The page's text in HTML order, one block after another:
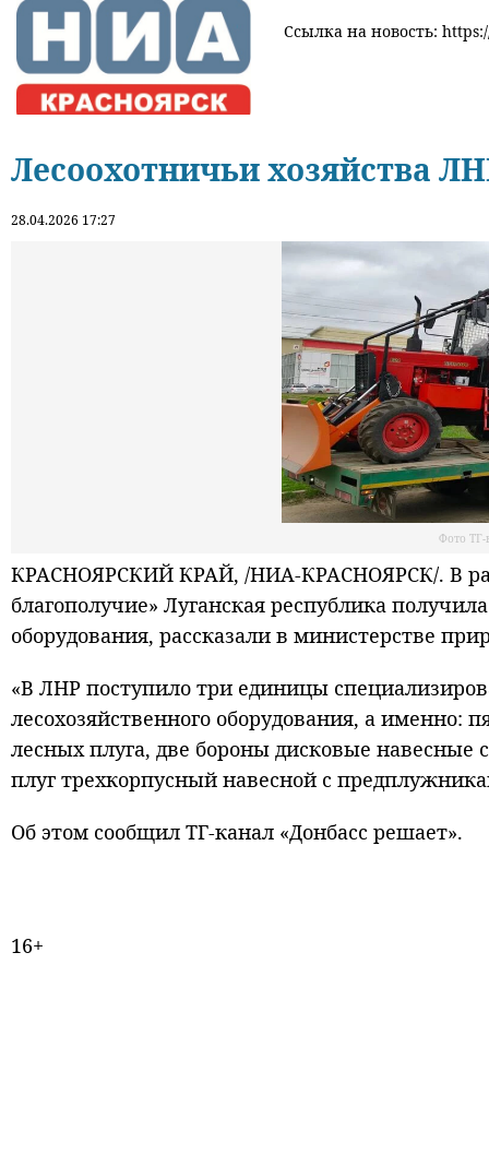
Ссылка на новость:
Лесоохотничьи хозяйства
28.04.2026 17:27
Фото
КРАСНОЯРСКИЙ КРАЙ, /НИА-КРАСНОЯРСК/. В
благополучие» Луганская республика
оборудования, рассказали в министерстве
«В ЛНР поступило три единицы
лесохозяйственного оборудования, а
лесных плуга, две бороны дисковые
плуг трехкорпусный навесной с
Об этом сообщил ТГ-канал «Донбасс решает».
16+